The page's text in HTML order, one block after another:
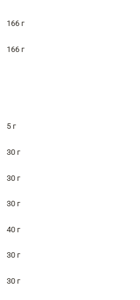
166 г
166 г
5 г
30 г
30 г
30 г
40 г
30 г
30 г